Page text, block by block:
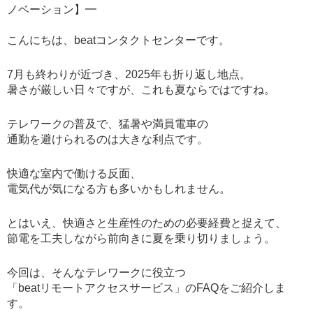
ノベーション】━
こんにちは、beatコンタクトセンターです。
7月も終わりが近づき、2025年も折り返し地点。
暑さが厳しい日々ですが、これも夏ならではですね。
テレワークの普及で、猛暑や満員電車の
通勤を避けられるのは大きな利点です。
快適な室内で働ける反面、
電気代が気になる方も多いかもしれません。
とはいえ、快適さと生産性のための必要経費と捉えて、
節電を工夫しながら前向きに夏を乗り切りましょう。
今回は、そんなテレワークに役立つ
「beatリモートアクセスサービス」のFAQをご紹介しま
す。